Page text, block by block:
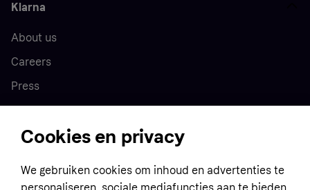
Klarna
About us
Careers
Press
Home
Customer service
Business
Cookies en privacy
We gebruiken cookies om inhoud en advertenties te